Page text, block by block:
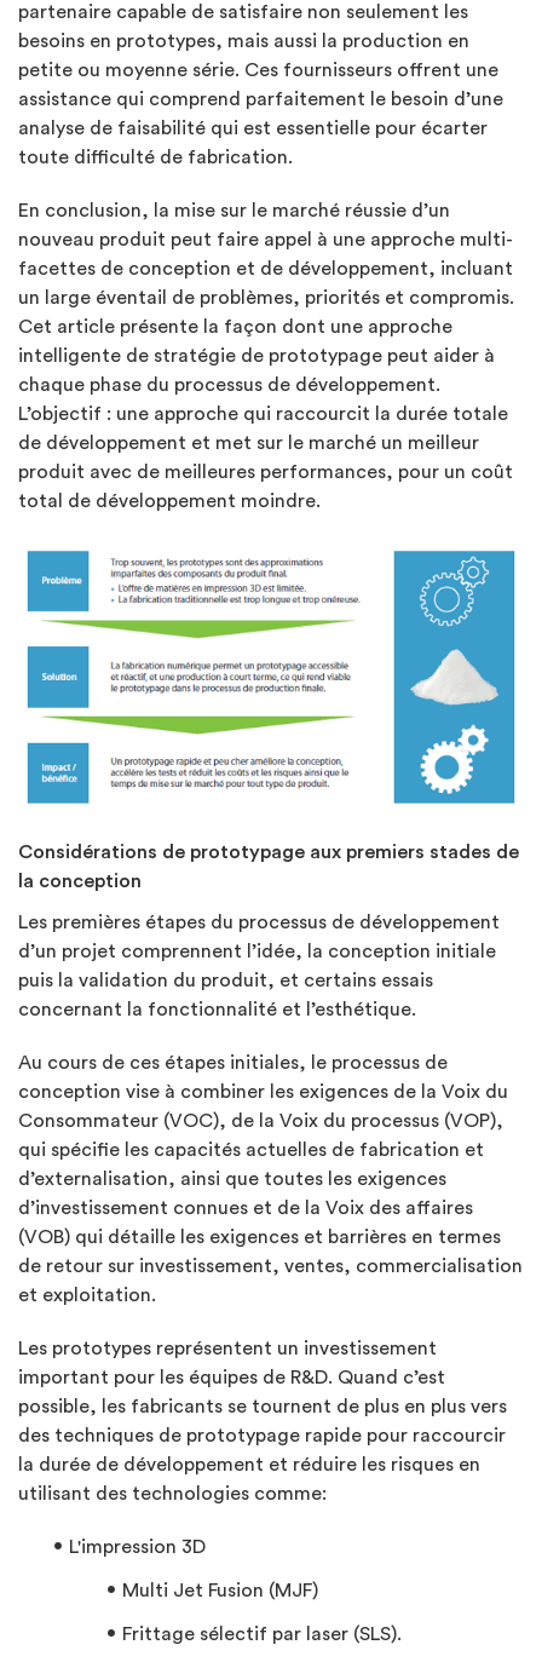
partenaire capable de satisfaire non seulement les
besoins en prototypes, mais aussi la production en
petite ou moyenne série. Ces fournisseurs offrent une
assistance qui comprend parfaitement le besoin d’une
analyse de faisabilité qui est essentielle pour écarter
toute difficulté de fabrication.
En conclusion, la mise sur le marché réussie d’un
nouveau produit peut faire appel à une approche multi-
facettes de conception et de développement, incluant
un large éventail de problèmes, priorités et compromis.
Cet article présente la façon dont une approche
intelligente de stratégie de prototypage peut aider à
chaque phase du processus de développement.
L’objectif : une approche qui raccourcit la durée totale
de développement et met sur le marché un meilleur
produit avec de meilleures performances, pour un coût
total de développement moindre.
Considérations de prototypage aux premiers stades de
la conception
Les premières étapes du processus de développement
d’un projet comprennent l’idée, la conception initiale
puis la validation du produit, et certains essais
concernant la fonctionnalité et l’esthétique.
Au cours de ces étapes initiales, le processus de
conception vise à combiner les exigences de la Voix du
Consommateur (VOC), de la Voix du processus (VOP),
qui spécifie les capacités actuelles de fabrication et
d’externalisation, ainsi que toutes les exigences
d’investissement connues et de la Voix des affaires
(VOB) qui détaille les exigences et barrières en termes
de retour sur investissement, ventes, commercialisation
et exploitation.
Les prototypes représentent un investissement
important pour les équipes de R&D. Quand c’est
possible, les fabricants se tournent de plus en plus vers
des techniques de prototypage rapide pour raccourcir
la durée de développement et réduire les risques en
utilisant des technologies comme:
L'impression 3D
Multi Jet Fusion (MJF)
Frittage sélectif par laser (SLS).